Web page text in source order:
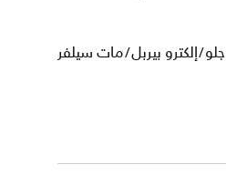
إلكترو بيربل/مات سيلفر